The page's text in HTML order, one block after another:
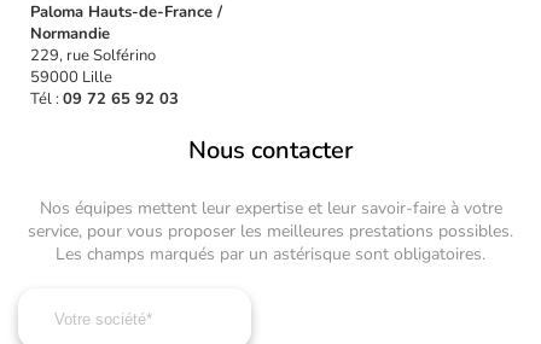
Paloma Hauts-de-France /
Normandie
229, rue Solférino
59000 Lille
Tél : 09 72 65 92 03
Nous contacter
Nos équipes mettent leur expertise et leur savoir-faire à votre
service, pour vous proposer les meilleures prestations possibles.
Les champs marqués par un astérisque sont obligatoires.